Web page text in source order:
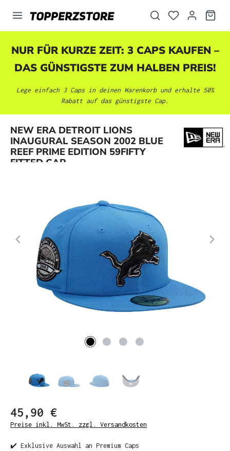
springen
NUR FÜR KURZE ZEIT: 3 CAPS KAUFEN –
DAS GÜNSTIGSTE ZUM HALBEN PREIS!
Lege einfach 3 Caps in deinen Warenkorb und erhalte 50%
Rabatt auf das günstigste Cap.
NEW ERA DETROIT LIONS
INAUGURAL SEASON 2002 BLUE
REEF PRIME EDITION 59FIFTY
FITTED CAP
Bildergalerie überspringen
45,90 €
Preise inkl. MwSt. zzgl. Versandkosten
✔️ Exklusive Auswahl an Premium Caps